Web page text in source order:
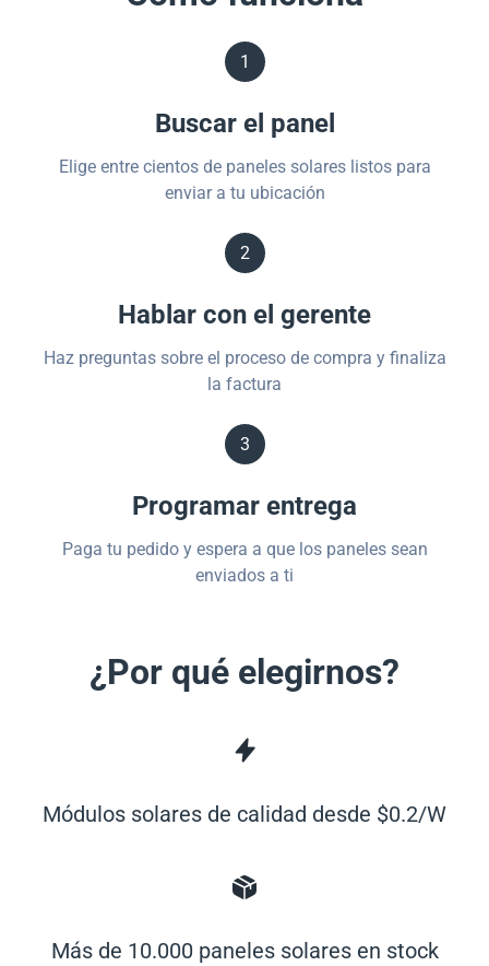
1
Buscar el panel
Elige entre cientos de paneles solares listos para
enviar a tu ubicación
2
Hablar con el gerente
Haz preguntas sobre el proceso de compra y finaliza
la factura
3
Programar entrega
Paga tu pedido y espera a que los paneles sean
enviados a ti
¿Por qué elegirnos?
Módulos solares de calidad desde $0.2/W
Más de 10.000 paneles solares en stock